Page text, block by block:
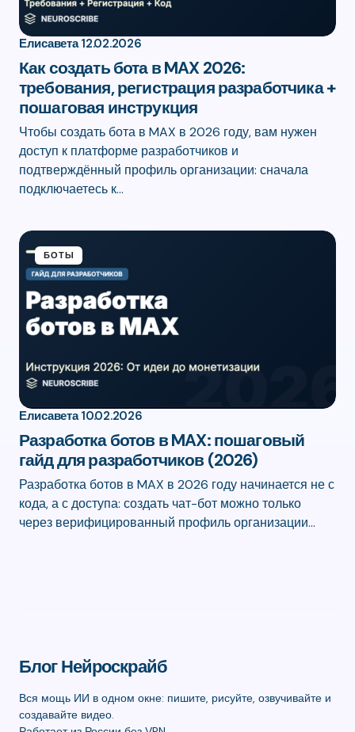
Елисавета 12.02.2026
Как создать бота в MAX 2026:
требования, регистрация разработчика +
пошаговая инструкция
Чтобы создать бота в MAX в 2026 году, вам нужен
доступ к платформе разработчиков и
подтверждённый профиль организации: сначала
подключаетесь к…
БОТЫ
Елисавета 10.02.2026
Разработка ботов в MAX: пошаговый
гайд для разработчиков (2026)
Разработка ботов в MAX в 2026 году начинается не с
кода, а с доступа: создать чат-бот можно только
через верифицированный профиль организации…
Блог Нейроскрайб
Вся мощь ИИ в одном окне: пишите, рисуйте, озвучивайте и
создавайте видео.